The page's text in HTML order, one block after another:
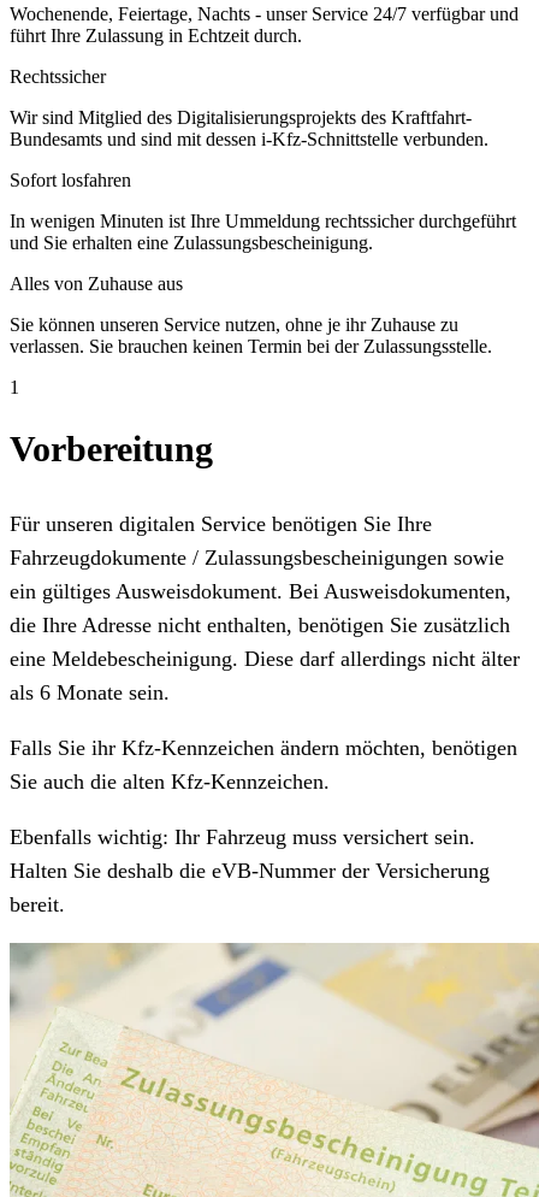
Wochenende, Feiertage, Nachts - unser Service 24/7 verfügbar und
führt Ihre Zulassung in Echtzeit durch.
Rechtssicher
Wir sind Mitglied des Digitalisierungsprojekts des Kraftfahrt-
Bundesamts und sind mit dessen i-Kfz-Schnittstelle verbunden.
Sofort losfahren
In wenigen Minuten ist Ihre Ummeldung rechtssicher durchgeführt
und Sie erhalten eine Zulassungsbescheinigung.
Alles von Zuhause aus
Sie können unseren Service nutzen, ohne je ihr Zuhause zu
verlassen. Sie brauchen keinen Termin bei der Zulassungsstelle.
1
Vorbereitung
Für unseren digitalen Service benötigen Sie Ihre
Fahrzeugdokumente / Zulassungsbescheinigungen sowie
ein gültiges Ausweisdokument. Bei Ausweisdokumenten,
die Ihre Adresse nicht enthalten, benötigen Sie zusätzlich
eine Meldebescheinigung. Diese darf allerdings nicht älter
als 6 Monate sein.
Falls Sie ihr Kfz-Kennzeichen ändern möchten, benötigen
Sie auch die alten Kfz-Kennzeichen.
Ebenfalls wichtig: Ihr Fahrzeug muss versichert sein.
Halten Sie deshalb die eVB-Nummer der Versicherung
bereit.